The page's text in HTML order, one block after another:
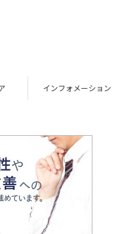
インフォメーション